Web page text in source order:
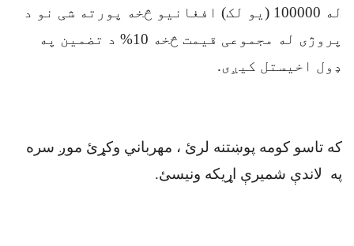
له 100000 (یو لک) افغانیو څخه پورته شی نو د
پروژی له مجموعی قیمت څخه 10
% د تضمین په
ډول اخیستل کیږی.
که تاسو کومه پوښتنه لرئ ، مهرباني وکړئ موږ سره
په لاندې شميرې اړیکه ونیسئ.